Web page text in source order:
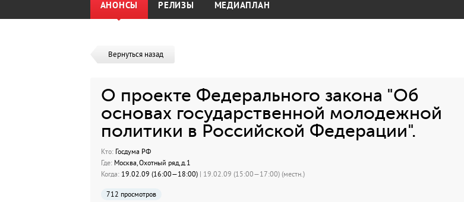
АНОНСЫ РЕЛИЗЫ МЕДИАПЛАН
Вернуться назад
О проекте Федерального закона "Об
основах государственной молодежной
политики в Российской Федерации".
Кто:Госдума РФ
Где:Москва, Охотный ряд, д.1
Когда:19.02.09 (16:00—18:00) | 19.02.09 (15:00—17:00) (местн.)
712 просмотров